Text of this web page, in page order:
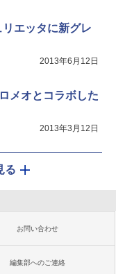
エッタに新グレ
2013年6月12日
メオとコラボした
2013年3月12日
る
お問い合わせ
編集部へのご連絡